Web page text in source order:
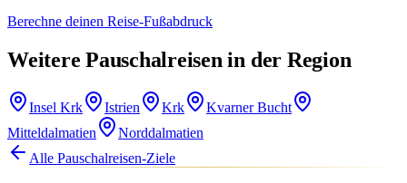
Berechne deinen Reise-Fußabdruck
Weitere Pauschalreisen in der Region
Insel Krk Istrien Krk
Kvarner Bucht
Mitteldalmatien
Norddalmatien
Alle Pauschalreisen-Ziele